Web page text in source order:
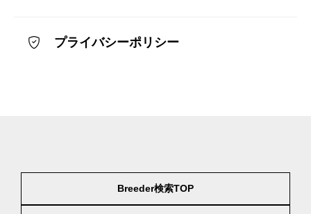
プライバシーポリシー
Breeder検索TOP